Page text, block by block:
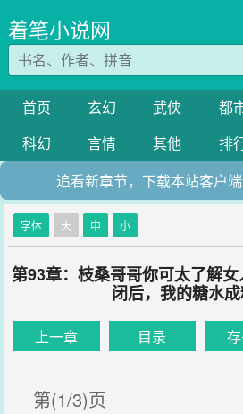
着笔小说网
首页 玄幻 武侠 都
科幻
言情 其他 排
追看新章节，下载本站客户
字体 大 中 小
第93章：枝桑哥哥你可太了解
闭后，我的糖水成
上一章 目录
第(1/3)页